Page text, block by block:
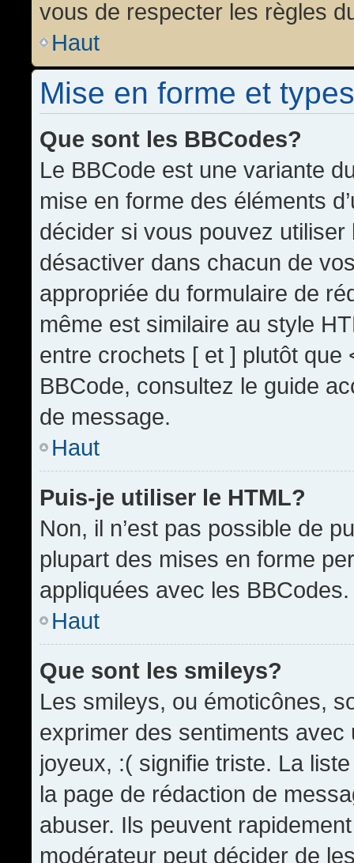
vous de respecter les règles
Haut
Mise en forme et
Que sont les BBCodes?
Le BBCode est une variante
mise en forme des éléments
décider si vous pouvez
désactiver dans chacun de
appropriée du formulaire de
même est similaire au style
entre crochets [ et ] plutôt que
BBCode, consultez le guide
de message.
Haut
Puis-je utiliser le HTML?
Non, il n’est pas possible de
plupart des mises en forme
appliquées avec les BBCodes.
Haut
Que sont les smileys?
Les smileys, ou émoticônes,
exprimer des sentiments
joyeux, :( signifie triste. La
la page de rédaction de
abuser. Ils peuvent
modérateur peut décider de